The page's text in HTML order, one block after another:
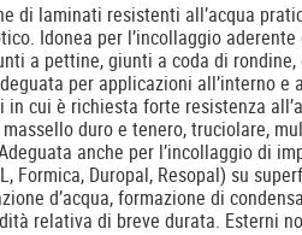
di laminati resistenti all’acqua
Idonea per l’incollaggio
a pettine, giunti a coda di
per applicazioni all’interno e
cui è richiesta forte resistenza
duro e tenero, truciolare,
anche per l’incollaggio di
Formica, Duropal, Resopal) su
d’acqua, formazione di
relativa di breve durata. Esterni